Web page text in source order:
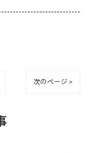
次のページ >